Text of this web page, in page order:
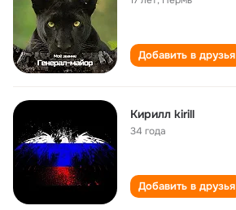
Добавить в друзья
Кирилл kirill
34 года
Добавить в друзья